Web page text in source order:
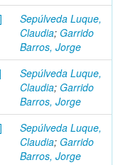
Sepúlveda Luque,
Claudia; Garrido
Barros, Jorge
Sepúlveda Luque,
Claudia; Garrido
Barros, Jorge
Sepúlveda Luque,
Claudia; Garrido
Barros, Jorge